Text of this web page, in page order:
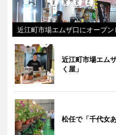
近江町市場エムザ口にオープン
近江町市場エム
く屋」
松任で「千代女